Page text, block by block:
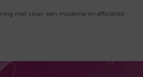
met vloer: een moderne en efficiënte